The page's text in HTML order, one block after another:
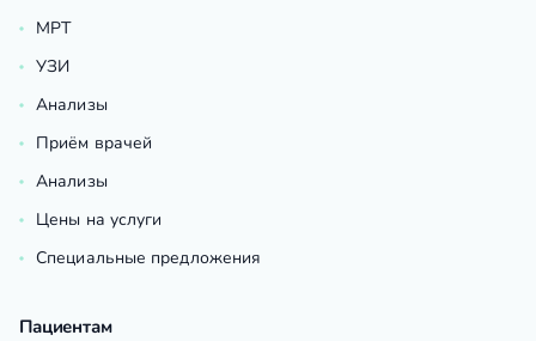
МРТ
УЗИ
Анализы
Приём врачей
Анализы
Цены на услуги
Специальные предложения
Пациентам